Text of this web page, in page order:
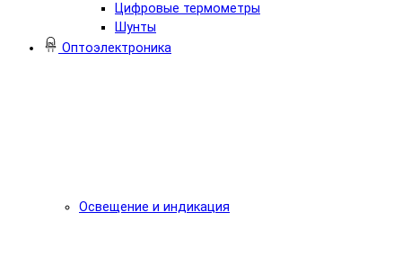
Цифровые термометры
Шунты
Оптоэлектроника
Освещение и индикация